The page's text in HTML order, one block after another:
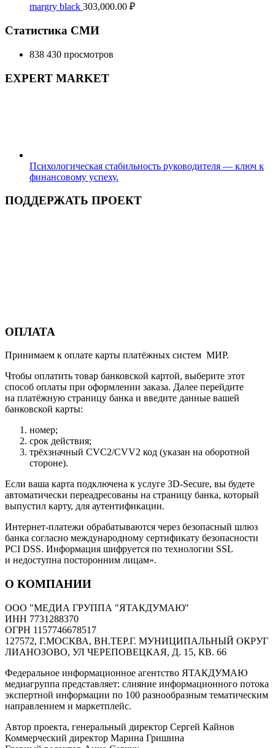
margry black 303,000.00 ₽
Статистика СМИ
838 430 просмотров
EXPERT MARKET
Психологическая стабильность руководителя — ключ к
финансовому успеху.
ПОДДЕРЖАТЬ ПРОЕКТ
ОПЛАТА
Принимаем к оплате карты платёжных систем МИР.
Чтобы оплатить товар банковской картой, выберите этот
способ оплаты при оформлении заказа. Далее перейдите
на платёжную страницу банка и введите данные вашей
банковской карты:
номер;
срок действия;
трёхзначный CVC2/CVV2 код (указан на оборотной
стороне).
Если ваша карта подключена к услуге 3D-Secure, вы будете
автоматически переадресованы на страницу банка, который
выпустил карту, для аутентификации.
Интернет-платежи обрабатываются через безопасный шлюз
банка согласно международному сертификату безопасности
PCI DSS. Информация шифруется по технологии SSL
и недоступна посторонним лицам».
О КОМПАНИИ
ООО "МЕДИА ГРУППА "ЯТАКДУМАЮ"
ИНН 7731288370
ОГРН 1157746678517
127572, Г.МОСКВА, ВН.ТЕР.Г. МУНИЦИПАЛЬНЫЙ ОКРУГ
ЛИАНОЗОВО, УЛ ЧЕРЕПОВЕЦКАЯ, Д. 15, КВ. 66
Федеральное информационное агентство ЯТАКДУМАЮ
медиагруппа представляет: слияние информационного потока
экспертной информации по 100 разнообразным тематическим
направлением и маркетплейс.
Автор проекта, генеральный директор Сергей Кайнов
Коммерческий директор Марина Гришина